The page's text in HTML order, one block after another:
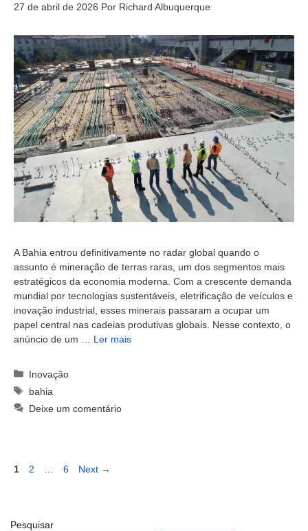
27 de abril de 2026 Por Richard Albuquerque
A Bahia entrou definitivamente no radar global quando o
assunto é mineração de terras raras, um dos segmentos mais
estratégicos da economia moderna. Com a crescente demanda
mundial por tecnologias sustentáveis, eletrificação de veículos e
inovação industrial, esses minerais passaram a ocupar um
papel central nas cadeias produtivas globais. Nesse contexto, o
anúncio de um … Ler mais
Categorias
Inovação
Tags
bahia
Deixe um comentário
Page
1 Page
2 Page
6 Next →
Pesquisar